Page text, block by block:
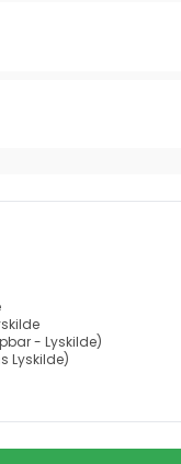
- Lyskilde)
Lyskilde)